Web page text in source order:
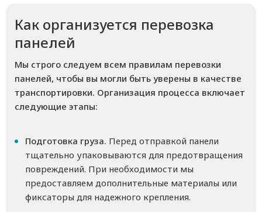
Как организуется перевозка
панелей
Мы строго следуем всем правилам перевозки
панелей, чтобы вы могли быть уверены в качестве
транспортировки. Организация процесса включает
следующие этапы:
Подготовка груза. Перед отправкой панели
тщательно упаковываются для предотвращения
повреждений. При необходимости мы
предоставляем дополнительные материалы или
фиксаторы для надежного крепления.